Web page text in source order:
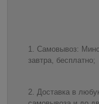
Самовывоз:
завтра, бесплатно;
Доставка в